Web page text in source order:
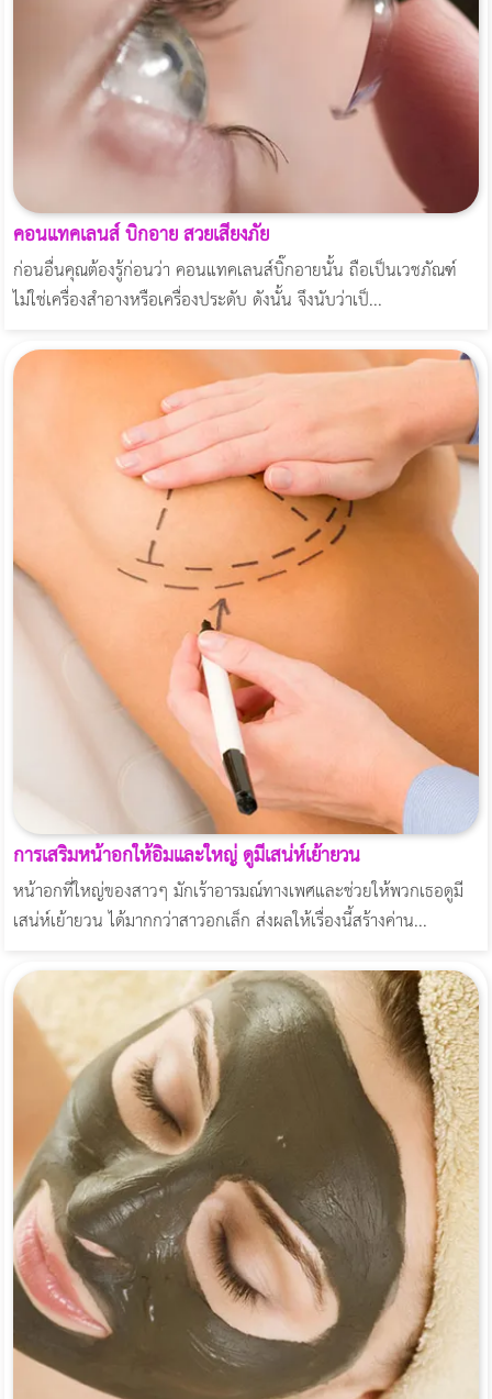
คอนแทคเลนส์ บิ๊กอาย สวยเสี่ยงภัย
ก่อนอื่นคุณต้องรู้ก่อนว่า คอนแทคเลนส์บิ๊กอายนั้น ถือเป็นเวชภัณฑ์
ไม่ใช่เครื่องสำอางหรือเครื่องประดับ ดังนั้น จึงนับว่าเป็...
การเสริมหน้าอกให้อิ๋มและใหญ่ ดูมีเสน่ห์เย้ายวน
หน้าอกที่ใหญ่ของสาวๆ มักเร้าอารมณ์ทางเพศและช่วยให้พวกเธอดูมี
เสน่ห์เย้ายวน ได้มากกว่าสาวอกเล็ก ส่งผลให้เรื่องนี้สร้างค่าน...